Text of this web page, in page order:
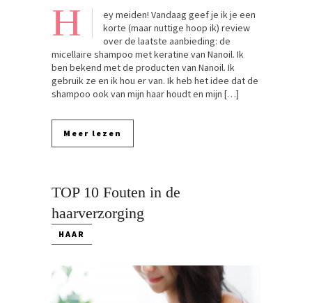
H
ey meiden! Vandaag geef je ik je een
korte (maar nuttige hoop ik) review
over de laatste aanbieding: de
micellaire shampoo met keratine van Nanoil. Ik
ben bekend met de producten van Nanoil. Ik
gebruik ze en ik hou er van. Ik heb het idee dat de
shampoo ook van mijn haar houdt en mijn […]
Meer lezen
TOP 10 Fouten in de
haarverzorging
HAAR